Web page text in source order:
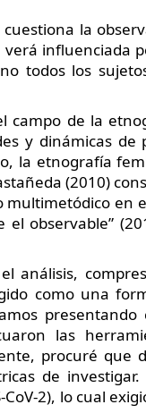
la
influenciada
todos los
campo de la
y dinámicas de
la etnografía
(2010)
multimetódico en
observable”
análisis,
como una
presentando
las
procuré que
de investigar.
2), lo cual